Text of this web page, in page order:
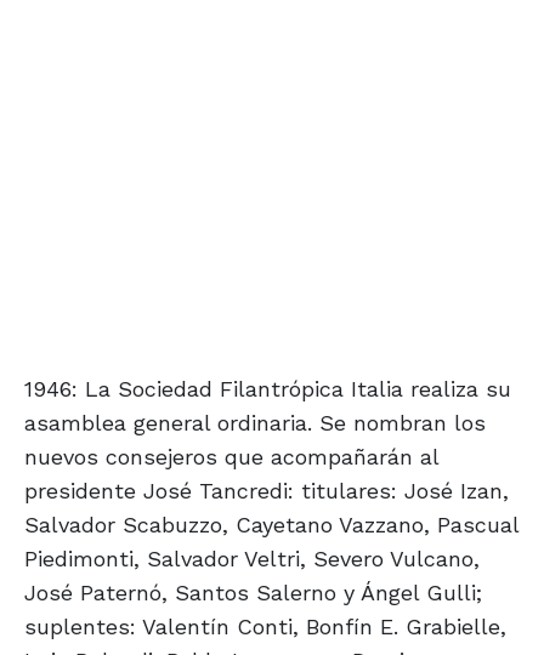
1946: La Sociedad Filantrópica Italia realiza su
asamblea general ordinaria. Se nombran los
nuevos consejeros que acompañarán al
presidente José Tancredi: titulares: José Izan,
Salvador Scabuzzo, Cayetano Vazzano, Pascual
Piedimonti, Salvador Veltri, Severo Vulcano,
José Paternó, Santos Salerno y Ángel Gulli;
suplentes: Valentín Conti, Bonfín E. Grabielle,